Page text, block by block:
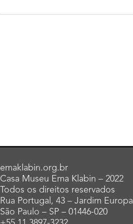
emaklabin.org.br
Casa Museu Ema Klabin – 2022
Todos os direitos reservados
Rua Portugal, 43 – Jardim Europa
São Paulo – SP – 01446-020